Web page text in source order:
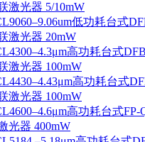
激光器 5/10mW
低功耗台式
激光器 20mW
高功耗台式
激光器 100mW
高功耗台式
激光器 100mW
高功耗台式
光器 400mW